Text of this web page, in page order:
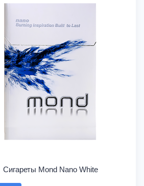
Сигареты Mond Nano White